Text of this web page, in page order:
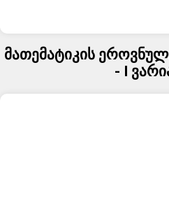
მათემატიკის
- I